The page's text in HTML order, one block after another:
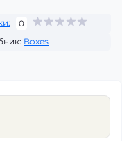
0
Boxes